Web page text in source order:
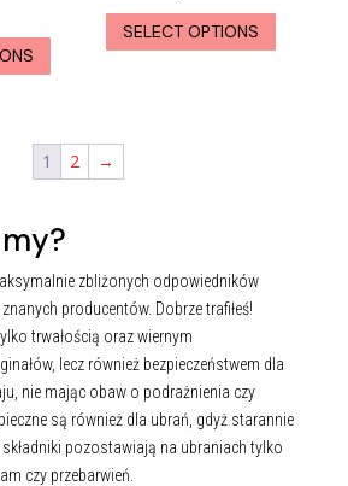
SELECT OPTIONS
1 2 →
zbliżonych odpowiedników
producentów. Dobrze trafiłeś!
trwałością oraz wiernym
lecz również bezpieczeństwem dla
nie mając obaw o podrażnienia czy
są również dla ubrań, gdyż starannie
pozostawiają na ubraniach tylko
czy przebarwień.